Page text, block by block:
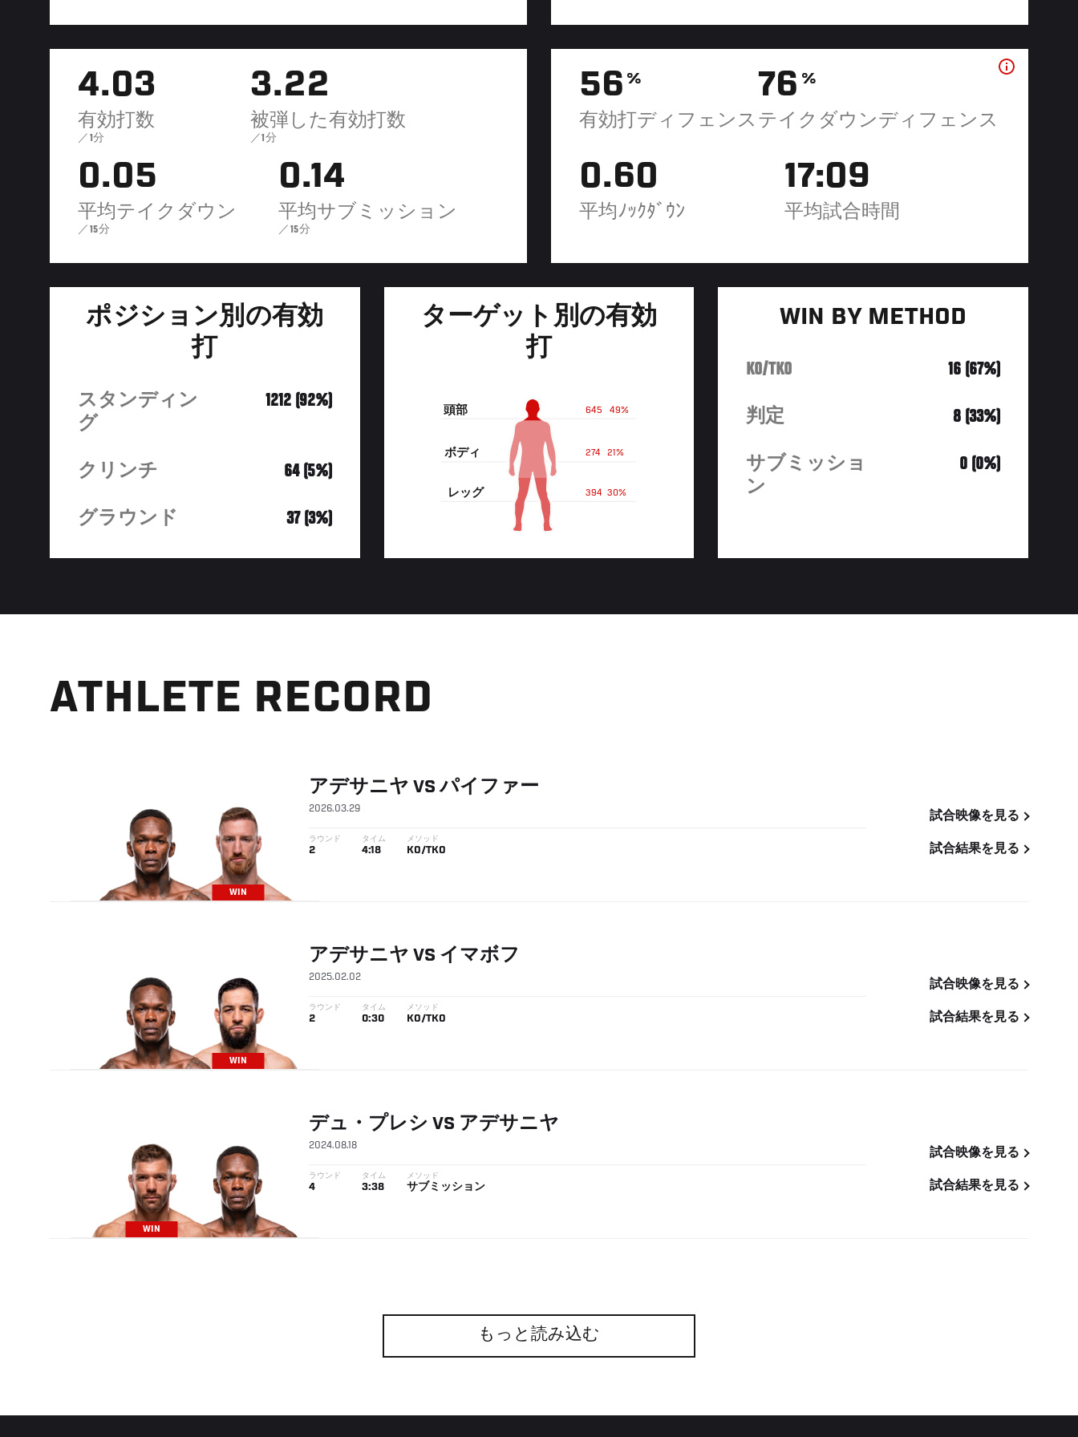
4.03
有効打数
／1分
3.22
被弾した有効打数
／1分
0.05
平均テイクダウン
／15分
0.14
平均サブミッション
／15分
56 %
有効打ディフェンス
76 %
テイクダウンディフェンス
0.60
平均ﾉｯｸﾀﾞｳﾝ
17:09
平均試合時間
ポジション別の有効
打
スタンディン
グ
1212 (92%)
クリンチ 64 (5%)
グラウンド 37 (3%)
ターゲット別の有効
打
49%
645
頭部
21%
274
ボディ
30%
394
レッグ
WIN BY METHOD
KO/TKO 16 (67%)
判定 8 (33%)
サブミッショ
ン
0 (0%)
ATHLETE RECORD
WIN
アデサニヤ VS パイファー
2026.03.29
ラウンド
2
タイム
4:18
メソッド
KO/TKO
試合映像を見る
試合結果を見る
WIN
アデサニヤ VS イマボフ
2025.02.02
ラウンド
2
タイム
0:30
メソッド
KO/TKO
試合映像を見る
試合結果を見る
WIN
デュ・プレシ VS アデサニヤ
2024.08.18
ラウンド
4
タイム
3:38
メソッド
サブミッション
試合映像を見る
試合結果を見る
もっと読み込む